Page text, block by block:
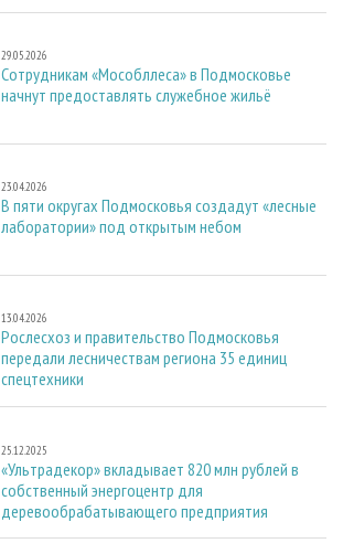
29.05.2026
Сотрудникам «Мособллеса» в Подмосковье
начнут предоставлять служебное жильё
23.04.2026
В пяти округах Подмосковья создадут «лесные
лаборатории» под открытым небом
13.04.2026
Рослесхоз и правительство Подмосковья
передали лесничествам региона 35 единиц
спецтехники
25.12.2025
«Ультрадекор» вкладывает 820 млн рублей в
собственный энергоцентр для
деревообрабатывающего предприятия